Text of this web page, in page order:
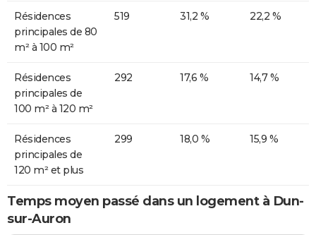
Résidences
principales de 80
m² à 100 m²
519 31,2 % 22,2 %
Résidences
principales de
100 m² à 120 m²
292 17,6 % 14,7 %
Résidences
principales de
120 m² et plus
299 18,0 % 15,9 %
Temps moyen passé dans un logement à Dun-
sur-Auron